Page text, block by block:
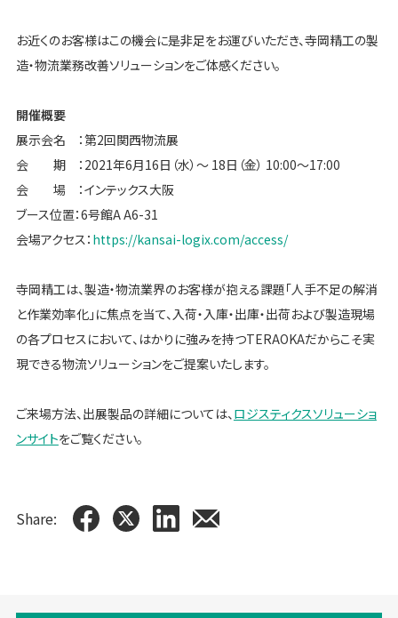
お近くのお客様はこの機会に是非足をお運びいただき、寺岡精工の製
造・物流業務改善ソリューションをご体感ください。
開催概要
展示会名 ：第2回関西物流展
会 期 ：2021年6月16日（水）～ 18日（金） 10:00～17:00
会 場 ：インテックス大阪
ブース位置：6号館A A6-31
会場アクセス： https://kansai-logix.com/access/
寺岡精工は、製造・物流業界のお客様が抱える課題「人手不足の解消
と作業効率化」に焦点を当て、入荷・入庫・出庫・出荷および製造現場
の各プロセスにおいて、はかりに強みを持つTERAOKAだからこそ実
現できる物流ソリューションをご提案いたします。
ご来場方法、出展製品の詳細については、ロジスティクスソリューショ
ンサイトをご覧ください。
Share: